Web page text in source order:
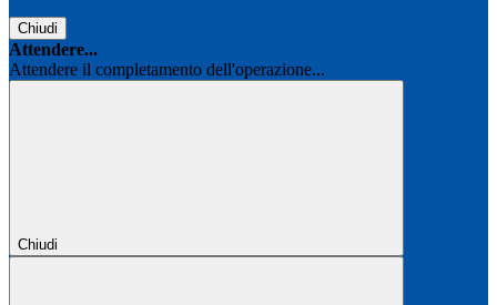
Chiudi
Attendere...
Attendere il completamento dell'operazione...
Chiudi